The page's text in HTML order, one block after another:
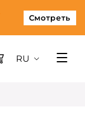
Смотреть
RU